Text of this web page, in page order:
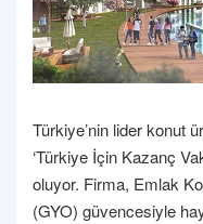
Türkiye’nin lider konut
‘Türkiye İçin Kazanç
oluyor. Firma, Emlak
(GYO) güvencesiyle